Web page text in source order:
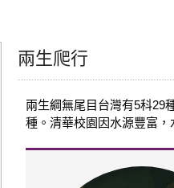
兩生爬行
兩生綱無尾目台灣有5科29
種。清華校園因水源豐富